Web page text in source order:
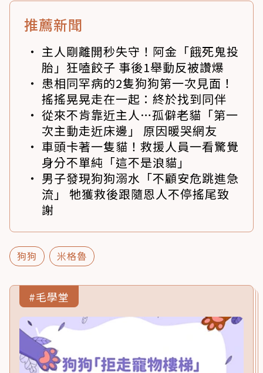
推薦新聞
主人剛離開秒失守！阿金「餓死鬼投
胎」狂嗑餃子 事後1舉動反被讚爆
患相同罕病的2隻狗狗第一次見面！
搖搖晃晃走在一起：終於找到同伴
從來不肯靠近主人…孤僻老貓「第一
次主動走近床邊」 原因暖哭網友
車頭卡著一隻貓！救援人員一看驚覺
身分不單純「這不是浪貓」
男子發現狗狗溺水「不顧安危跳進急
流」 牠獲救後跟隨恩人不停搖尾致
謝
狗狗 米格魯
#毛學堂